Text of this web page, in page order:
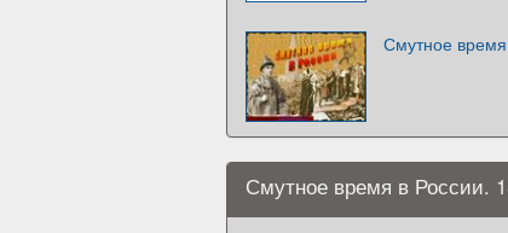
Смутное
Смутное время в России.